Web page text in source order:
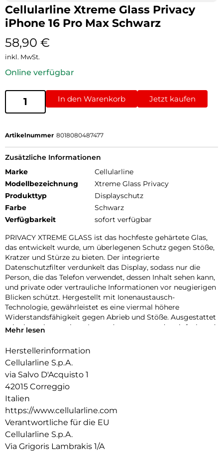
Cellularline Xtreme Glass Privacy
iPhone 16 Pro Max Schwarz
58,90 €
inkl. MwSt.
Online verfügbar
In den Warenkorb Jetzt kaufen
Artikelnummer 8018080487477
Zusätzliche Informationen
Marke
Cellularline
Modellbezeichnung
Xtreme Glass Privacy
Produkttyp
Displayschutz
Farbe
Schwarz
Verfügbarkeit
sofort verfügbar
PRIVACY XTREME GLASS ist das hochfeste gehärtete Glas,
das entwickelt wurde, um überlegenen Schutz gegen Stöße,
Kratzer und Stürze zu bieten. Der integrierte
Datenschutzfilter verdunkelt das Display, sodass nur die
Person, die das Telefon verwendet, dessen Inhalt sehen kann,
und private oder vertrauliche Informationen vor neugierigen
Blicken schützt. Hergestellt mit Ionenaustausch-
Technologie, gewährleistet es eine viermal höhere
Widerstandsfähigkeit gegen Abrieb und Stöße. Ausgestattet
mit einem innovativen Anwendungssystem, das einfach und
ohne Blasen oder Mängel.
Mehr lesen
Herstellerinformation
Cellularline S.p.A.
via Salvo D'Acquisto 1
42015 Correggio
Italien
https://www.cellularline.com
Verantwortliche für die EU
Cellularline S.p.A.
Via Grigoris Lambrakis 1/A